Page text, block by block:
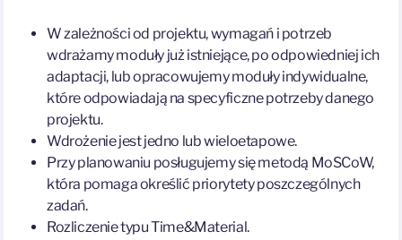
W zależności od projektu, wymagań i potrzeb
wdrażamy moduły już istniejące, po odpowiedniej ich
adaptacji, lub opracowujemy moduły indywidualne,
które odpowiadają na specyficzne potrzeby danego
projektu.
Wdrożenie jest jedno lub wieloetapowe.
Przy planowaniu posługujemy się metodą MoSCoW,
która pomaga określić priorytety poszczególnych
zadań.
Rozliczenie typu Time&Material.